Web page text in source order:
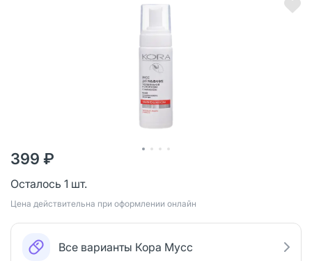
399 ₽
Осталось 1 шт.
Цена действительна при оформлении онлайн
Все варианты Кора Мусс